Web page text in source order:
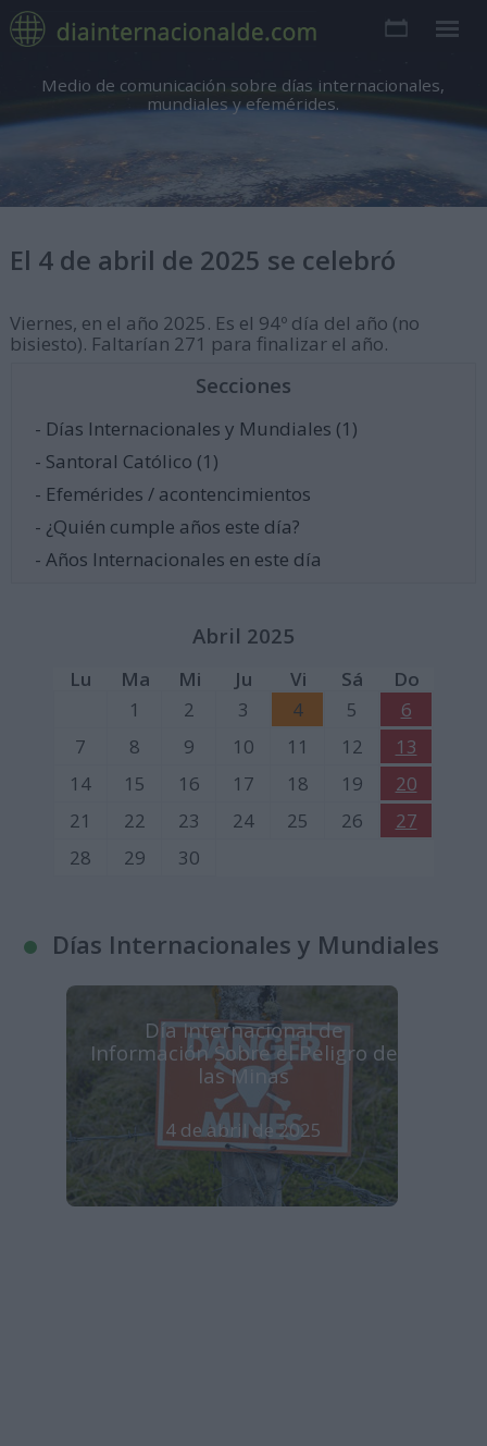
Medio de comunicación sobre días internacionales,
mundiales y efemérides.
El 4 de abril de 2025 se celebró
Viernes, en el año 2025. Es el 94º día del año (no
bisiesto). Faltarían 271 para finalizar el año.
Secciones
- Días Internacionales y Mundiales (1)
- Santoral Católico (1)
- Efemérides / acontencimientos
- ¿Quién cumple años este día?
- Años Internacionales en este día
Abril 2025
Lu Ma Mi Ju Vi Sá
Do
1
2 3 4 5
6
7
8 9 10 11 12
13
14
15 16 17 18 19
20
21
22 23 24 25 26
27
28
29 30
Días Internacionales y Mundiales
Día Internacional de
Información Sobre el Peligro de
las Minas
4 de abril de 2025